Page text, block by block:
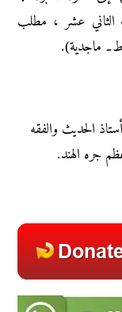
الثاني عشر ، مطلب
الحديث والفقه
جره الهند.